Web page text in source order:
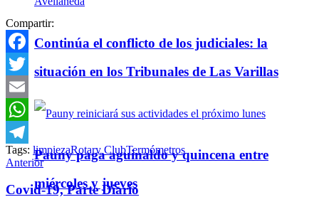
Continúa el conflicto de los judiciales: la
situación en los Tribunales de Las Varillas
Pauny paga aguinaldo y quincena entre
miércoles y jueves
Compartir:
Facebook
Twitter
Email
WhatsApp
Telegram
Tags: limpiezaRotary ClubTermómetros
Anterior
Covid-19, Parte Diario